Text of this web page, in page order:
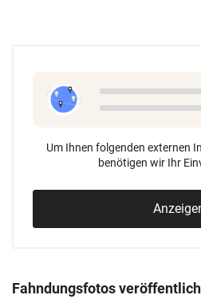
Um Ihnen folgenden externen
benötigen wir Ihr
Fahndungsfotos